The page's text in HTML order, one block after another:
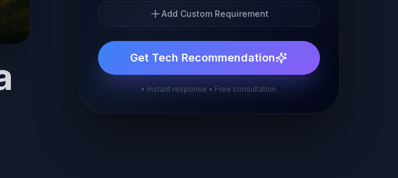
Add Custom Requirement
Get Tech Recommendation
• Instant response • Free consultation